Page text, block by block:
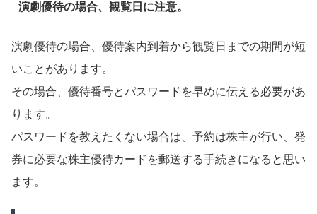
演劇優待の場合、観覧日に注意。
演劇優待の場合、優待案内到着から観覧日までの期間が短
いことがあります。
その場合、優待番号とパスワードを早めに伝える必要があ
ります。
パスワードを教えたくない場合は、予約は株主が行い、発
券に必要な株主優待カードを郵送する手続きになると思い
ます。